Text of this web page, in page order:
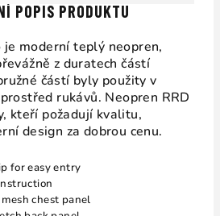
POPIS PRODUKTU
je moderní teplý neopren,
z duratech částí
částí byly použity v
rukávů. Neopren RRD
kteří požadují kvalitu,
design za dobrou cenu.
for easy entry
chest panel